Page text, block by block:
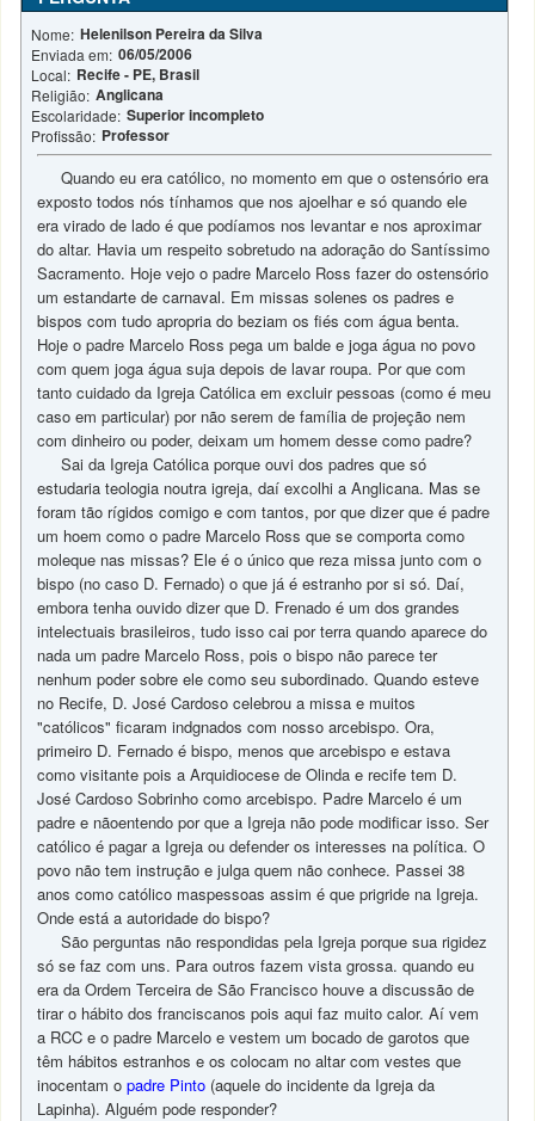
Nome: Helenilson Pereira da Silva
Enviada em: 06/05/2006
Local: Recife - PE, Brasil
Religião: Anglicana
Escolaridade: Superior incompleto
Profissão: Professor
Quando eu era católico, no momento em que o ostensório era
exposto todos nós tínhamos que nos ajoelhar e só quando ele
era virado de lado é que podíamos nos levantar e nos aproximar
do altar. Havia um respeito sobretudo na adoração do Santíssimo
Sacramento. Hoje vejo o padre Marcelo Ross fazer do ostensório
um estandarte de carnaval. Em missas solenes os padres e
bispos com tudo apropria do beziam os fiés com água benta.
Hoje o padre Marcelo Ross pega um balde e joga água no povo
com quem joga água suja depois de lavar roupa. Por que com
tanto cuidado da Igreja Católica em excluir pessoas (como é meu
caso em particular) por não serem de família de projeção nem
com dinheiro ou poder, deixam um homem desse como padre?
Sai da Igreja Católica porque ouvi dos padres que só
estudaria teologia noutra igreja, daí excolhi a Anglicana. Mas se
foram tão rígidos comigo e com tantos, por que dizer que é padre
um hoem como o padre Marcelo Ross que se comporta como
moleque nas missas? Ele é o único que reza missa junto com o
bispo (no caso D. Fernado) o que já é estranho por si só. Daí,
embora tenha ouvido dizer que D. Frenado é um dos grandes
intelectuais brasileiros, tudo isso cai por terra quando aparece do
nada um padre Marcelo Ross, pois o bispo não parece ter
nenhum poder sobre ele como seu subordinado. Quando esteve
no Recife, D. José Cardoso celebrou a missa e muitos
"católicos" ficaram indgnados com nosso arcebispo. Ora,
primeiro D. Fernado é bispo, menos que arcebispo e estava
como visitante pois a Arquidiocese de Olinda e recife tem D.
José Cardoso Sobrinho como arcebispo. Padre Marcelo é um
padre e nãoentendo por que a Igreja não pode modificar isso. Ser
católico é pagar a Igreja ou defender os interesses na política. O
povo não tem instrução e julga quem não conhece. Passei 38
anos como católico maspessoas assim é que prigride na Igreja.
Onde está a autoridade do bispo?
São perguntas não respondidas pela Igreja porque sua rigidez
só se faz com uns. Para outros fazem vista grossa. quando eu
era da Ordem Terceira de São Francisco houve a discussão de
tirar o hábito dos franciscanos pois aqui faz muito calor. Aí vem
a RCC e o padre Marcelo e vestem um bocado de garotos que
têm hábitos estranhos e os colocam no altar com vestes que
inocentam opadre Pinto (aquele do incidente da Igreja da
Lapinha). Alguém pode responder?